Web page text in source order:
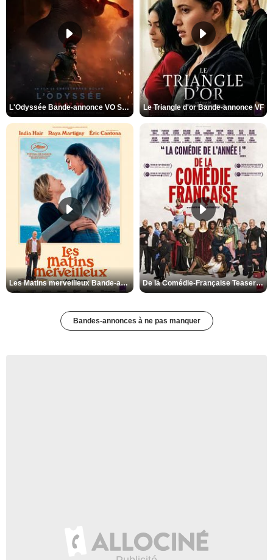
L'Odyssée Bande-annonce VO STFR Le Triangle d'or Bande-annonce VF
Les Matins merveilleux Bande-annonce VF De la Comédie-Française Teaser VF
Bandes-annonces à ne pas manquer